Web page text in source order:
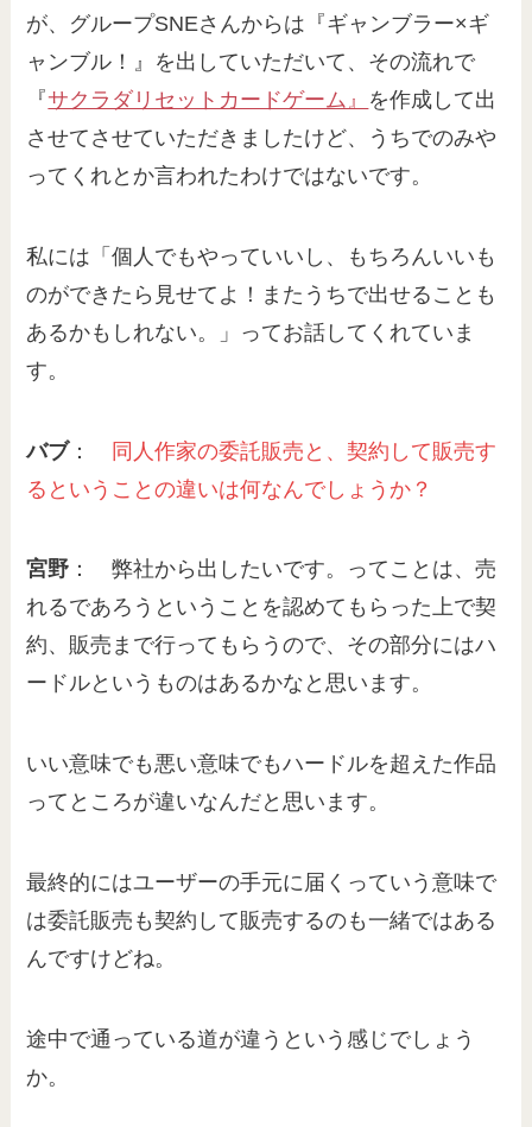
が、グループSNEさんからは『ギャンブラー×ギ
ャンブル！』を出していただいて、その流れで
『サクラダリセットカードゲーム』 を作成して出
させてさせていただきましたけど、うちでのみや
ってくれとか言われたわけではないです。
私には「個人でもやっていいし、もちろんいいも
のができたら見せてよ！またうちで出せることも
あるかもしれない。」ってお話してくれていま
す。
バブ：
同人作家の委託販売と、契約して販売す
るということの違いは何なんでしょうか？
宮野 ： 弊社から出したいです。ってことは、売
れるであろうということを認めてもらった上で契
約、販売まで行ってもらうので、その部分にはハ
ードルというものはあるかなと思います。
いい意味でも悪い意味でもハードルを超えた作品
ってところが違いなんだと思います。
最終的にはユーザーの手元に届くっていう意味で
は委託販売も契約して販売するのも一緒ではある
んですけどね。
途中で通っている道が違うという感じでしょう
か。